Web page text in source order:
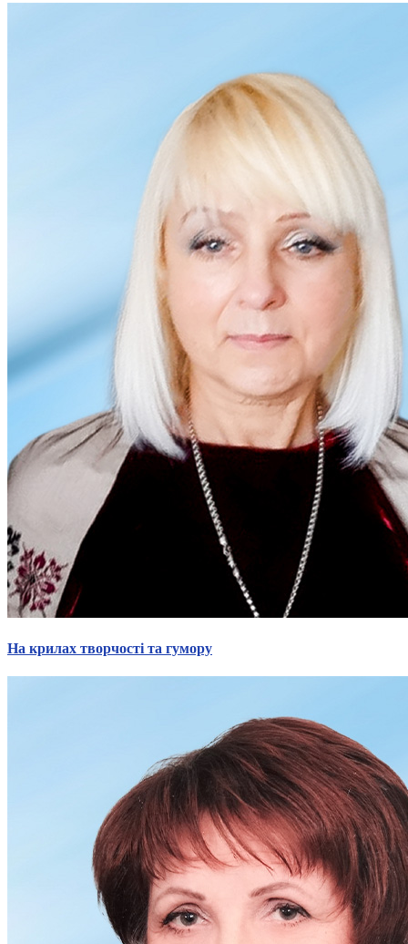
Кадрові зміни
Все про УТОГ: ваші права, послуги та підтримка:
Благодійні справи
Корисні інформаційні матеріали від Т. Ломакіної
Офіційна інформація
Керівництво УТОГ
Громадські ради УТОГ ⩺
Всеукраїнська Рада голів обласних
організацій УТОГ
Всеукраїнська Рада ветеранів УТОГ
Всеукраїнська Рада перекладачів жестової
мови УТОГ
Всеукраїнська Рада директорів УТОГ
Всеукраїнська молодіжна Рада УТОГ
Молодіжні лідери УТОГ
Ветерани УТОГ
Мережа УТОГ
Підприємства УТОГ
Рекорди УТОГ
Видання УТОГ
Звіти
Посилання сторінок УТОГ
Контакти
Дошкільна освіта
Загальна освіта
Реєстр перекладачів жестової мови Українського
товариства глухих
Підготовка перекладачів
"Сервіс УТОГ"
Атестація
Безбар'єрність для глухих
Вінницька область
Волинська область
Дніпропетровська область
Донецька область
На крилах творчості та гумору